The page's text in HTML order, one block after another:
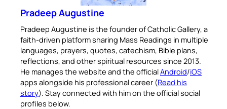
Pradeep Augustine
Pradeep Augustine is the founder of Catholic Gallery, a
faith-driven platform sharing Mass Readings in multiple
languages, prayers, quotes, catechism, Bible plans,
reflections, and other spiritual resources since 2013.
He manages the website and the officialAndroid/iOS
apps alongside his professional career (Read his
story). Stay connected with him on the official social
profiles below.